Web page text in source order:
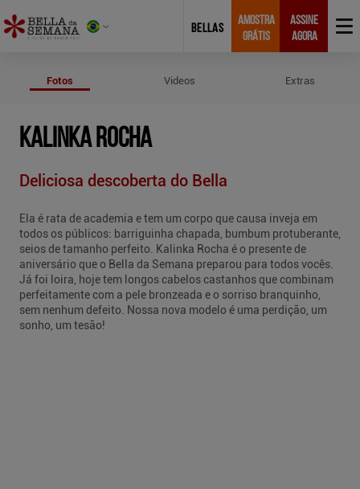
BELLAS
AMOSTRA
GRÁTIS
ASSINE
AGORA
Fotos Videos Extras
KALINKA ROCHA
Deliciosa descoberta do Bella
Ela é rata de academia e tem um corpo que causa inveja em
todos os públicos: barriguinha chapada, bumbum protuberante,
seios de tamanho perfeito. Kalinka Rocha é o presente de
aniversário que o Bella da Semana preparou para todos vocês.
Já foi loira, hoje tem longos cabelos castanhos que combinam
perfeitamente com a pele bronzeada e o sorriso branquinho,
sem nenhum defeito. Nossa nova modelo é uma perdição, um
sonho, um tesão!